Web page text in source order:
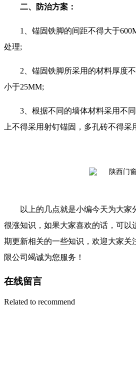
二、防治方案：
1、锚固铁脚的间距不得大于
处理;
2、锚固铁脚所采用的材料厚度
小于25MM;
3、根据不同的墙体材料采用不
上不得采用射钉锚固，多孔砖不得采
以上的几点就是小编今天为大家
很涨知识，如果大家喜欢的话，可以
期更新相关的一些知识，欢迎大家关
限公司竭诚为您服务！
在线留言
Related to recommend